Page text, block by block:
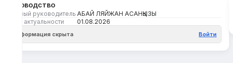
Руководство
Первый руководитель АБАЙ ЛЯЙЖАН АСАНҚЫЗЫ
Дата актуальности
01.08.2026
Информация скрыта Войти